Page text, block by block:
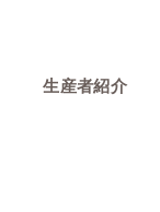
生産者紹介